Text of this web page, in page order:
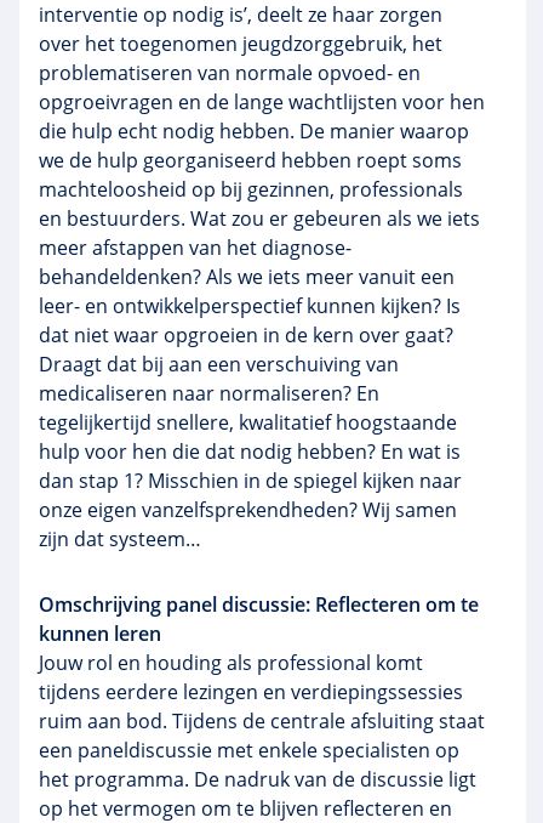
interventie op nodig is’, deelt ze haar zorgen
over het toegenomen jeugdzorggebruik, het
problematiseren van normale opvoed- en
opgroeivragen en de lange wachtlijsten voor hen
die hulp echt nodig hebben. De manier waarop
we de hulp georganiseerd hebben roept soms
machteloosheid op bij gezinnen, professionals
en bestuurders. Wat zou er gebeuren als we iets
meer afstappen van het diagnose-
behandeldenken? Als we iets meer vanuit een
leer- en ontwikkelperspectief kunnen kijken? Is
dat niet waar opgroeien in de kern over gaat?
Draagt dat bij aan een verschuiving van
medicaliseren naar normaliseren? En
tegelijkertijd snellere, kwalitatief hoogstaande
hulp voor hen die dat nodig hebben? En wat is
dan stap 1? Misschien in de spiegel kijken naar
onze eigen vanzelfsprekendheden? Wij samen
zijn dat systeem…
Omschrijving panel discussie: Reflecteren om te
kunnen leren
Jouw rol en houding als professional komt
tijdens eerdere lezingen en verdiepingssessies
ruim aan bod. Tijdens de centrale afsluiting staat
een paneldiscussie met enkele specialisten op
het programma. De nadruk van de discussie ligt
op het vermogen om te blijven reflecteren en